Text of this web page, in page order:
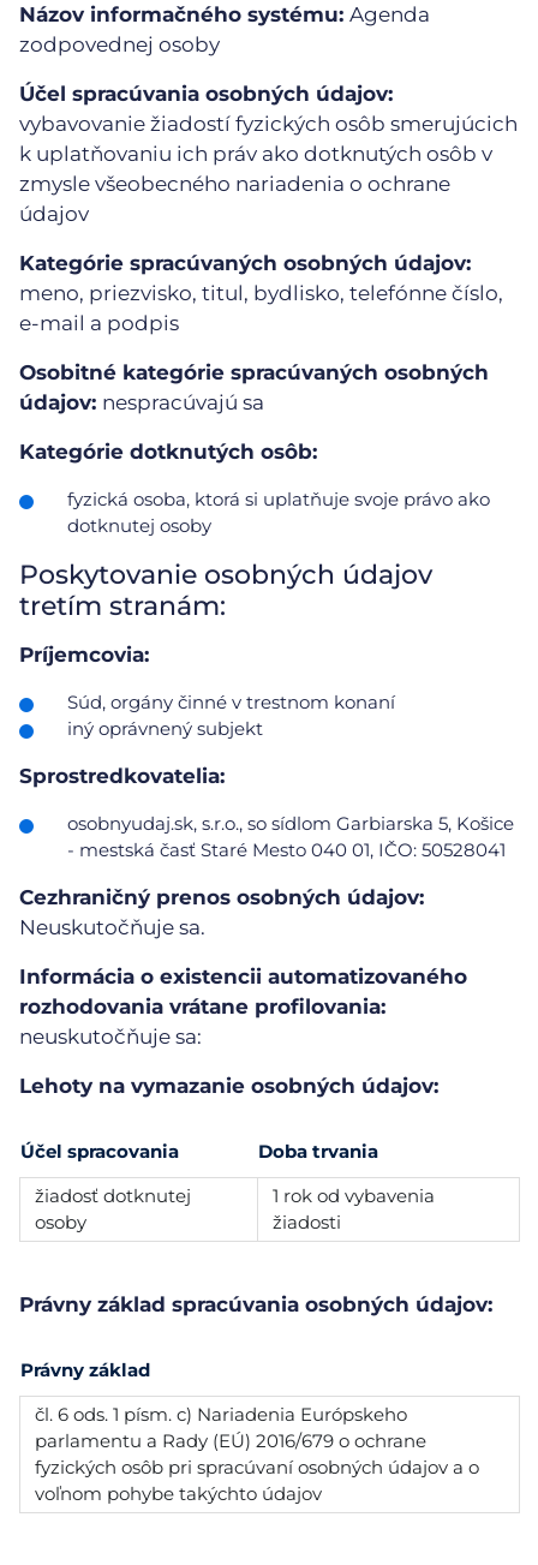
Názov informačného systému: Agenda
zodpovednej osoby
Účel spracúvania osobných údajov:
vybavovanie žiadostí fyzických osôb smerujúcich
k uplatňovaniu ich práv ako dotknutých osôb v
zmysle všeobecného nariadenia o ochrane
údajov
Kategórie spracúvaných osobných údajov:
meno, priezvisko, titul, bydlisko, telefónne číslo,
e-mail a podpis
Osobitné kategórie spracúvaných osobných
údajov: nespracúvajú sa
Kategórie dotknutých osôb:
fyzická osoba, ktorá si uplatňuje svoje právo ako
dotknutej osoby
Poskytovanie osobných údajov
tretím stranám:
Príjemcovia:
Súd, orgány činné v trestnom konaní
iný oprávnený subjekt
Sprostredkovatelia:
osobnyudaj.sk, s.r.o., so sídlom Garbiarska 5, Košice
- mestská časť Staré Mesto 040 01, IČO: 50528041
Cezhraničný prenos osobných údajov:
Neuskutočňuje sa.
Informácia o existencii automatizovaného
rozhodovania vrátane profilovania:
neuskutočňuje sa:
Lehoty na vymazanie osobných údajov:
Účel spracovania
Doba trvania
žiadosť dotknutej
osoby
1 rok od vybavenia
žiadosti
Právny základ spracúvania osobných údajov:
Právny základ
čl. 6 ods. 1 písm. c) Nariadenia Európskeho
parlamentu a Rady (EÚ) 2016/679 o ochrane
fyzických osôb pri spracúvaní osobných údajov a o
voľnom pohybe takýchto údajov